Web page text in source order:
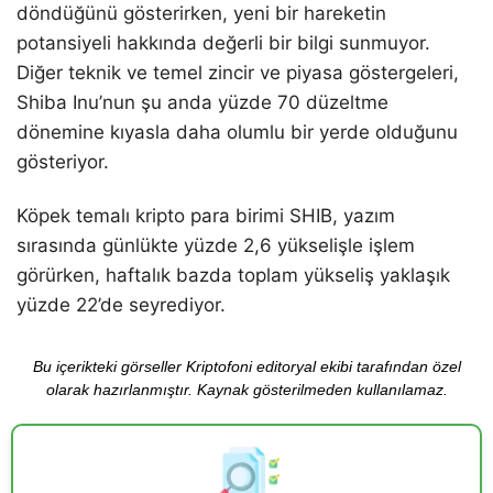
döndüğünü gösterirken, yeni bir hareketin
potansiyeli hakkında değerli bir bilgi sunmuyor.
Diğer teknik ve temel zincir ve piyasa göstergeleri,
Shiba Inu’nun şu anda yüzde 70 düzeltme
dönemine kıyasla daha olumlu bir yerde olduğunu
gösteriyor.
Köpek temalı kripto para birimi SHIB, yazım
sırasında günlükte yüzde 2,6 yükselişle işlem
görürken, haftalık bazda toplam yükseliş yaklaşık
yüzde 22’de seyrediyor.
Bu içerikteki görseller Kriptofoni editoryal ekibi tarafından özel
olarak hazırlanmıştır. Kaynak gösterilmeden kullanılamaz.